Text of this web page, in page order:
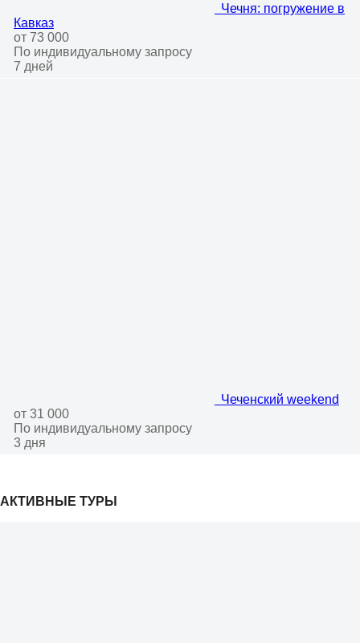
Чечня: погружение в
Кавказ
от 73 000
По индивидуальному запросу
7 дней
Чеченский weekend
от 31 000
По индивидуальному запросу
3 дня
АКТИВНЫЕ ТУРЫ